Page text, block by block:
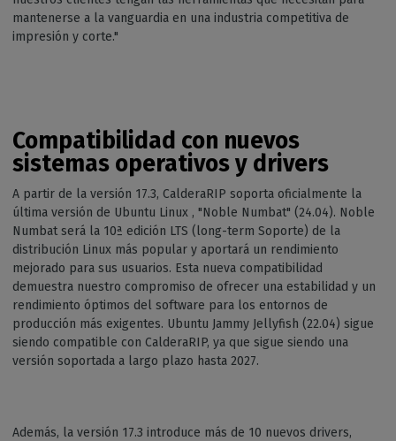
mantenerse a la vanguardia en una industria competitiva de
impresión y corte."
Compatibilidad con nuevos
sistemas operativos y drivers
A partir de la versión 17.3, CalderaRIP soporta oficialmente la
última versión de Ubuntu Linux , "Noble Numbat" (24.04). Noble
Numbat será la 10ª edición LTS (long-term Soporte) de la
distribución Linux más popular y aportará un rendimiento
mejorado para sus usuarios. Esta nueva compatibilidad
demuestra nuestro compromiso de ofrecer una estabilidad y un
rendimiento óptimos del software para los entornos de
producción más exigentes. Ubuntu Jammy Jellyfish (22.04) sigue
siendo compatible con CalderaRIP, ya que sigue siendo una
versión soportada a largo plazo hasta 2027.
Además, la versión 17.3 introduce más de 10 nuevos drivers,